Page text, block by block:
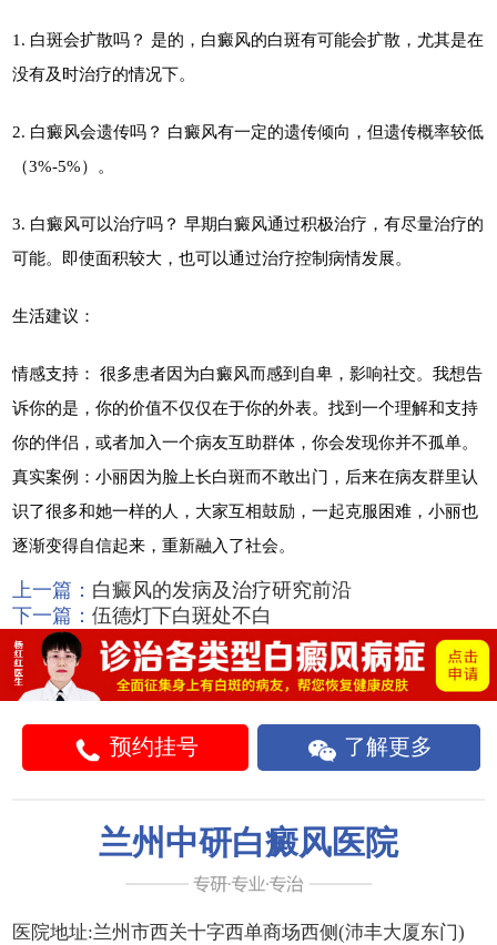
1. 白斑会扩散吗？ 是的，白癜风的白斑有可能会扩散，尤其是在
没有及时治疗的情况下。
2. 白癜风会遗传吗？ 白癜风有一定的遗传倾向，但遗传概率较低
（3%-5%）。
3. 白癜风可以治疗吗？ 早期白癜风通过积极治疗，有尽量治疗的
可能。即使面积较大，也可以通过治疗控制病情发展。
生活建议：
情感支持： 很多患者因为白癜风而感到自卑，影响社交。我想告
诉你的是，你的价值不仅仅在于你的外表。找到一个理解和支持
你的伴侣，或者加入一个病友互助群体，你会发现你并不孤单。
真实案例：小丽因为脸上长白斑而不敢出门，后来在病友群里认
识了很多和她一样的人，大家互相鼓励，一起克服困难，小丽也
逐渐变得自信起来，重新融入了社会。
上一篇： 白癜风的发病及治疗研究前沿
下一篇：伍德灯下白斑处不白
预约挂号 了解更多
兰州中研白癜风医院
医院地址:兰州市西关十字西单商场西侧(沛丰大厦东门)